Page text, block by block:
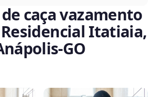
caça vazamento
Itatiaia,